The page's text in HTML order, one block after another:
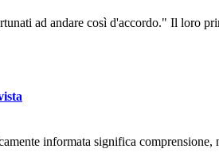
ad andare così d'accordo." Il loro
informata significa